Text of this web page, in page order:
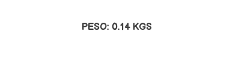
PESO: 0.14 KGS